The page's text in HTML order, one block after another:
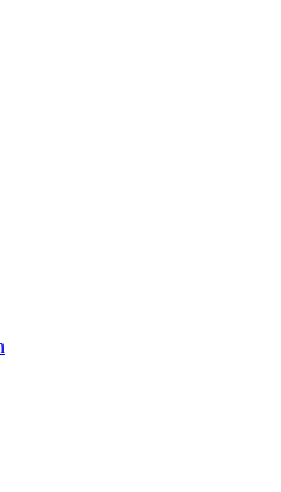
on our website. By continuing
disable cookies, you can access